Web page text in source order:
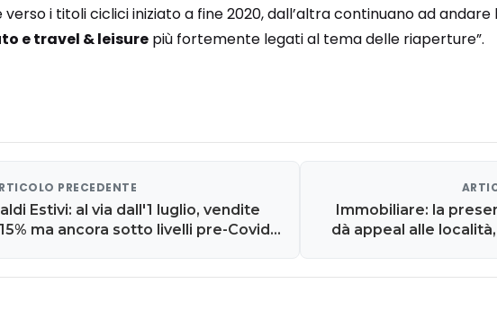
verso i titoli ciclici iniziato a fine 2020, dall’altra continuano ad
e travel & leisurepiù fortemente legati al tema delle riaperture”.
PRECEDENTE
Estivi: al via dall'1 luglio, vendite
ma ancora sotto livelli pre-Covid.
Immobiliare: la
dà appeal alle